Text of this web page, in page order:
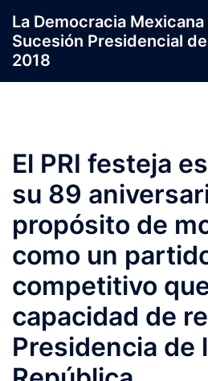
contenido
La Democracia Mexicana
Sucesión Presidencial
2018
El PRI festeja
su 89
propósito de
como un
competitivo
capacidad de
Presidencia de